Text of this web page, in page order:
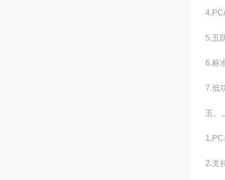
5.五
6.标
7.低
五、
2.支